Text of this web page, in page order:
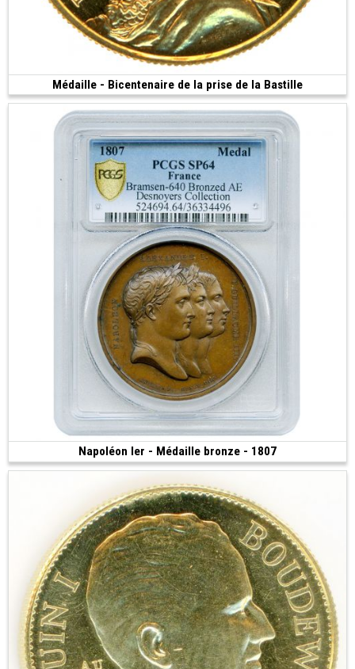
Médaille - Bicentenaire de la prise de la Bastille
(1983 • Monnaie de Paris • 6.45 g • 21 mm)
Napoléon Ier - Médaille bronze - 1807